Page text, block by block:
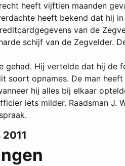
heeft vijftien maanden
heeft bekend dat hij
van de
schijf van de Zegvelder.
gehad. Hij vertelde dat hij
soort opnames. De man
hij alles bij elkaar
iets milder. Raadsman